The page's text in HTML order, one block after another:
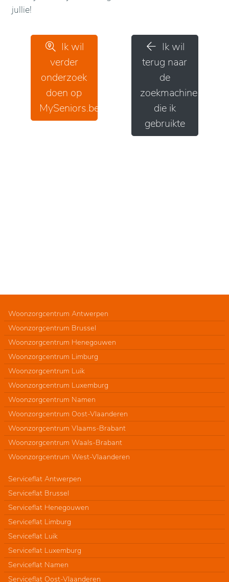
jullie!
Ik wil
verder
onderzoek
doen op
MySeniors.be
Ik wil
terug naar
de
zoekmachine
die ik
gebruikte
Woonzorgcentrum Antwerpen
Woonzorgcentrum Brussel
Woonzorgcentrum Henegouwen
Woonzorgcentrum Limburg
Woonzorgcentrum Luik
Woonzorgcentrum Luxemburg
Woonzorgcentrum Namen
Woonzorgcentrum Oost-Vlaanderen
Woonzorgcentrum Vlaams-Brabant
Woonzorgcentrum Waals-Brabant
Woonzorgcentrum West-Vlaanderen
Serviceflat Antwerpen
Serviceflat Brussel
Serviceflat Henegouwen
Serviceflat Limburg
Serviceflat Luik
Serviceflat Luxemburg
Serviceflat Namen
Serviceflat Oost-Vlaanderen